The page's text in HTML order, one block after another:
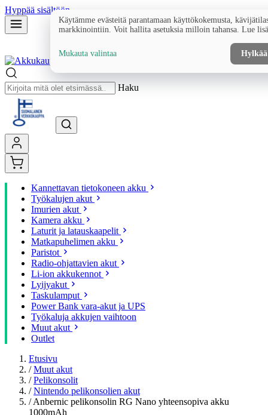
Hyppää sisältöön
Haku
Kannettavan tietokoneen akku
Työkalujen akut
Imurien akut
Kamera akku
Laturit ja latauskaapelit
Matkapuhelimen akku
Paristot
Radio-ohjattavien akut
Li-ion akkukennot
Lyijyakut
Taskulamput
Power Bank vara-akut ja UPS
Työkaluja akkujen vaihtoon
Muut akut
Outlet
Etusivu
/ Muut akut
/ Pelikonsolit
/ Nintendo pelikonsolien akut
/ Anbernic pelikonsolin RG Nano yhteensopiva akku
1000mAh
Käytämme evästeitä parantamaan käyttökokemusta,
markkinointiin. Voit hallita asetuksia milloin tahansa. Lue
Mukauta valintaa Hylkää